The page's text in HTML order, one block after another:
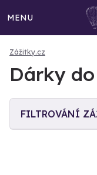
MENU
Zážitky.cz
Dárky
FILTROVÁNÍ